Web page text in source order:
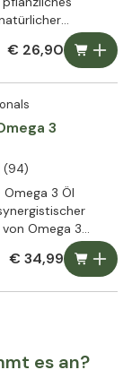
€ 26,90
3
(94)
3 Öl
Omega 3
€ 34,99
es an?